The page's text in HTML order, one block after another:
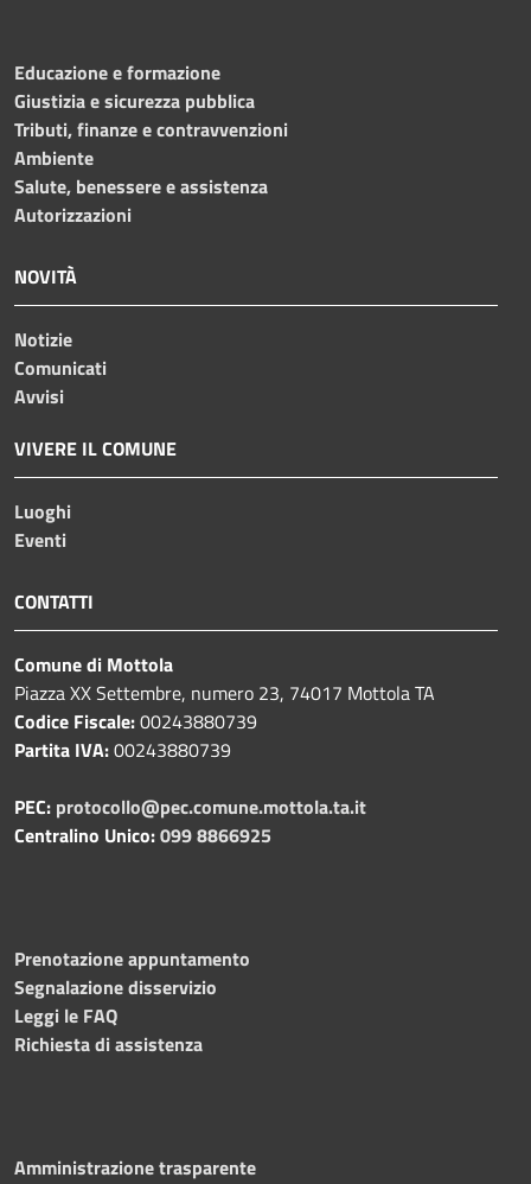
Educazione e formazione
Giustizia e sicurezza pubblica
Tributi, finanze e contravvenzioni
Ambiente
Salute, benessere e assistenza
Autorizzazioni
NOVITÀ
Notizie
Comunicati
Avvisi
VIVERE IL COMUNE
Luoghi
Eventi
CONTATTI
Comune di Mottola
Piazza XX Settembre, numero 23, 74017 Mottola TA
Codice Fiscale:00243880739
Partita IVA:00243880739
PEC: protocollo@pec.comune.mottola.ta.it
Centralino Unico:099 8866925
Prenotazione appuntamento
Segnalazione disservizio
Leggi le FAQ
Richiesta di assistenza
Amministrazione trasparente